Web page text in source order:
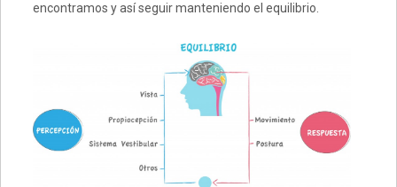
encontramos y así seguir manteniendo el equilibrio.